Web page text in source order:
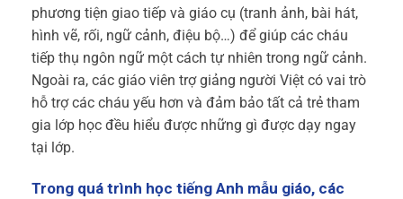
phương tiện giao tiếp và giáo cụ (tranh ảnh, bài hát,
hình vẽ, rối, ngữ cảnh, điệu bộ…) để giúp các cháu
tiếp thụ ngôn ngữ một cách tự nhiên trong ngữ cảnh.
Ngoài ra, các giáo viên trợ giảng người Việt có vai trò
hỗ trợ các cháu yếu hơn và đảm bảo tất cả trẻ tham
gia lớp học đều hiểu được những gì được dạy ngay
tại lớp.
Trong quá trình học tiếng Anh mẫu giáo, các